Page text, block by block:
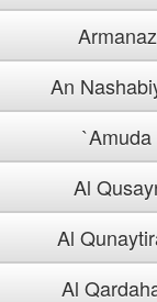
Armanaz
An
`Amuda
Al
Al
Al